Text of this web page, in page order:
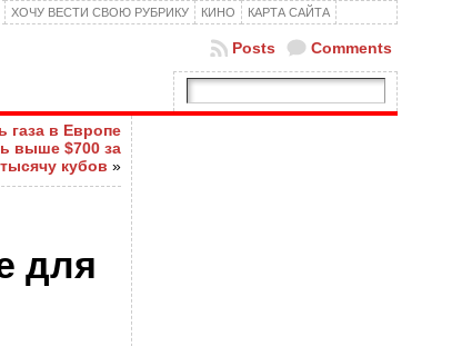
ХОЧУ ВЕСТИ СВОЮ РУБРИКУ КИНО КАРТА САЙТА
Comments
Posts
газа в Европе
выше $700 за
тысячу кубов »
для